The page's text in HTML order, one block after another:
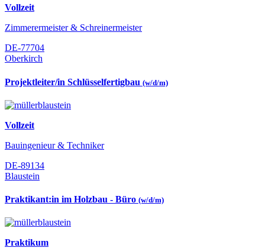
Vollzeit
Zimmerermeister & Schreinermeister
DE-77704
Oberkirch
Projektleiter/in Schlüsselfertigbau (w/d/m)
Vollzeit
Bauingenieur & Techniker
DE-89134
Blaustein
Praktikant:in im Holzbau - Büro (w/d/m)
Praktikum